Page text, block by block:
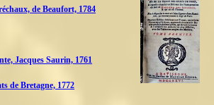
de Beaufort, 1784
Jacques Saurin, 1761
de Bretagne, 1772